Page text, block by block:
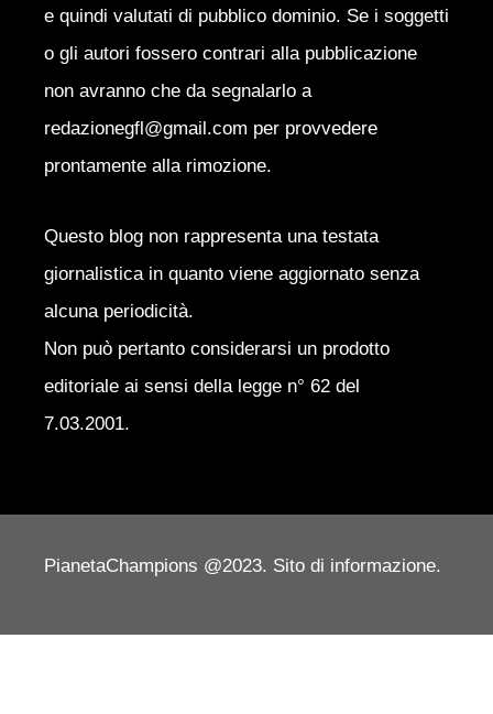
e quindi valutati di pubblico dominio. Se i soggetti
o gli autori fossero contrari alla pubblicazione
non avranno che da segnalarlo a
redazionegfl@gmail.com per provvedere
prontamente alla rimozione.
Questo blog non rappresenta una testata
giornalistica in quanto viene aggiornato senza
alcuna periodicità.
Non può pertanto considerarsi un prodotto
editoriale ai sensi della legge n° 62 del
7.03.2001.
PianetaChampions @2023. Sito di informazione.